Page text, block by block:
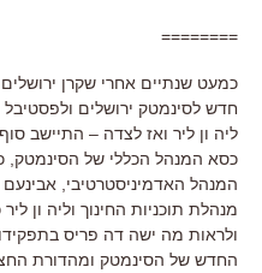
========
כמעט שנתיים אחרי שקרן
חדש לסינמטק ירושלים
ליה ון ליר ואז לצדה – התיישב
כסא המנהל הכללי של הסינמטק,
המנהל האדמיניסטרטיבי, אבינעם
מנהלת תוכניות החינוך וליה ון
ולראות מה ישה דה פריס
החדש של הסינמטק ומהדורת